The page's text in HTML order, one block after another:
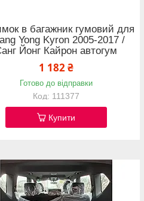
в багажник гумовий для
Yong Kyron 2005-2017 /
Йонг Кайрон автогум
1 182 ₴
Готово до відправки
111377
Купити